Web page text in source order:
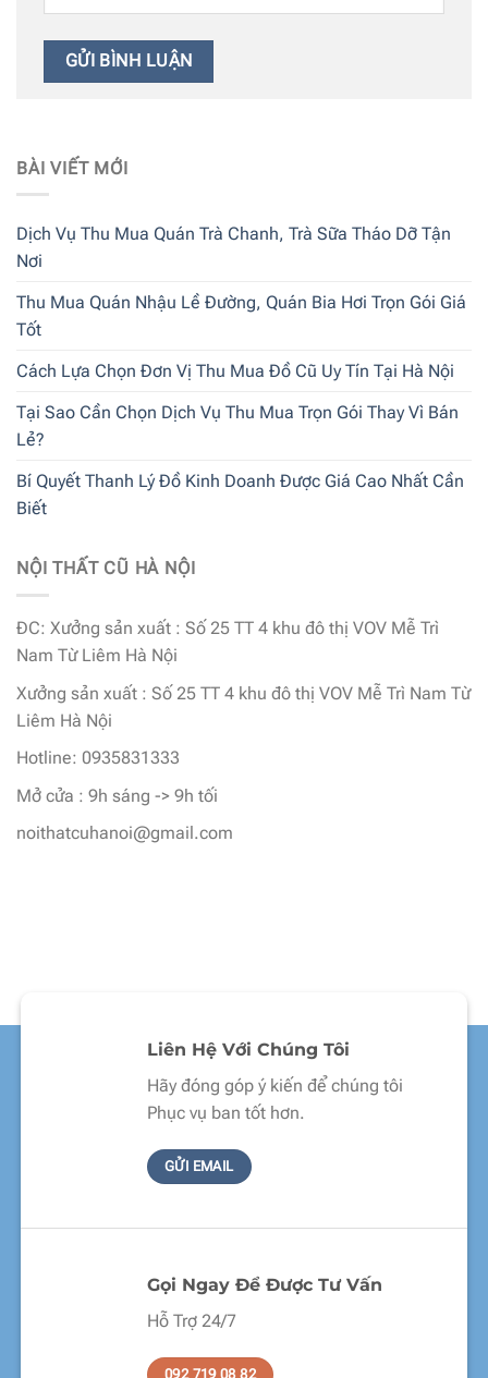
BÀI VIẾT MỚI
Dịch Vụ Thu Mua Quán Trà Chanh, Trà Sữa Tháo Dỡ Tận
Nơi
Thu Mua Quán Nhậu Lề Đường, Quán Bia Hơi Trọn Gói Giá
Tốt
Cách Lựa Chọn Đơn Vị Thu Mua Đồ Cũ Uy Tín Tại Hà Nội
Tại Sao Cần Chọn Dịch Vụ Thu Mua Trọn Gói Thay Vì Bán
Lẻ?
Bí Quyết Thanh Lý Đồ Kinh Doanh Được Giá Cao Nhất Cần
Biết
NỘI THẤT CŨ HÀ NỘI
ĐC: Xưởng sản xuất : Số 25 TT 4 khu đô thị VOV Mễ Trì
Nam Từ Liêm Hà Nội
Xưởng sản xuất : Số 25 TT 4 khu đô thị VOV Mễ Trì Nam Từ
Liêm Hà Nội
Hotline: 0935831333
Mở cửa : 9h sáng -> 9h tối
noithatcuhanoi@gmail.com
Liên Hệ Với Chúng Tôi
Hãy đóng góp ý kiến để chúng tôi
Phục vụ ban tốt hơn.
GỬI EMAIL
Gọi Ngay Để Được Tư Vấn
Hỗ Trợ 24/7
092 719 08 82